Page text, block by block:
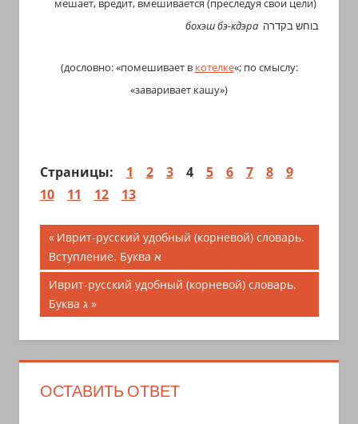
мешает, вредит, вмешивается (преследуя свои цели)
бохэш бэ-кдэра בוחש בקדרה
(дословно: «помешивает в котелке«; по смыслу:
«заваривает кашу»)
Страницы: 1 2 3 4 5 6 7 8
9
10
11 12 13
Навигация
по
записям
Предыдущая
запись;
Иврит-русский удобный (корневой) словарь.
Вступление. Буква א
Следующая
запись:
Иврит-русский удобный (корневой) словарь.
Буква ג
ОСТАВИТЬ ОТВЕТ